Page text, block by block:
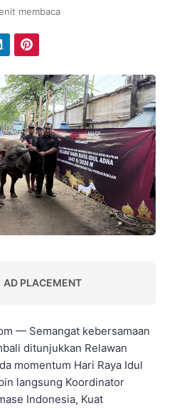
membaca
AD PLACEMENT
— Semangat kebersamaan
ditunjukkan Relawan
momentum Hari Raya Idul
langsung Koordinator
Indonesia, Kuat